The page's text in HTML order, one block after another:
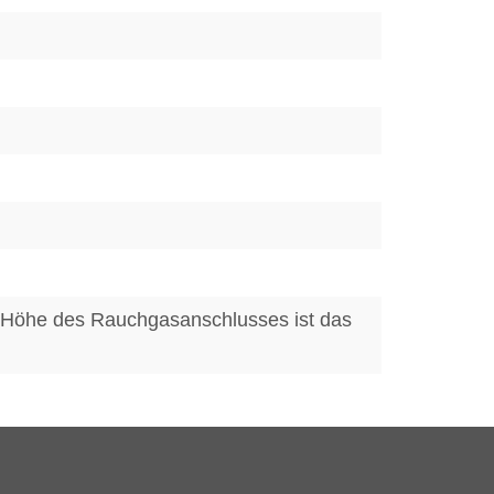
des Rauchgasanschlusses ist das